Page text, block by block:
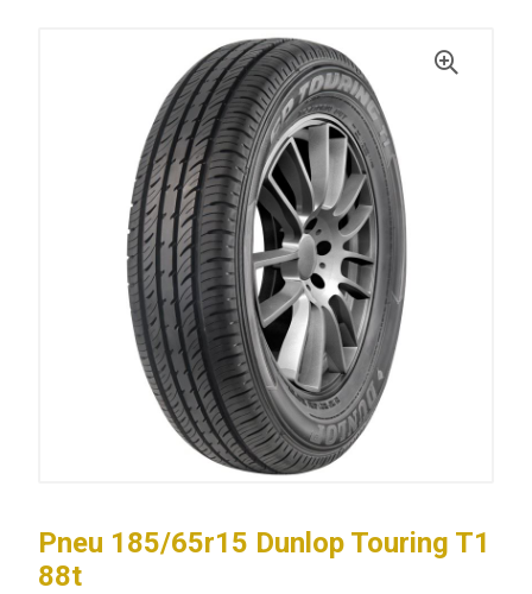
Pneu 185/65r15 Dunlop Touring T1
88t